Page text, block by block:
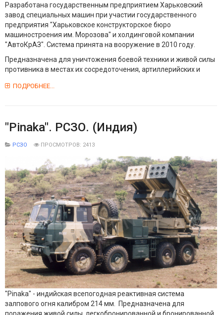
Разработана государственным предприятием Харьковский
завод специальных машин при участии государственного
предприятия "Харьковское конструкторское бюро
машиностроения им. Морозова" и холдинговой компании
"АвтоКрАЗ". Система принята на вооружение в 2010 году.
Предназначена для уничтожения боевой техники и живой силы
противника в местах их сосредоточения, артиллерийских и
ПОДРОБНЕЕ...
"Pinaka". РСЗО. (Индия)
РСЗО ПРОСМОТРОВ: 2413
"Pinaka" - индийская всепогодная реактивная система
залпового огня калибром 214 мм. Предназначена для